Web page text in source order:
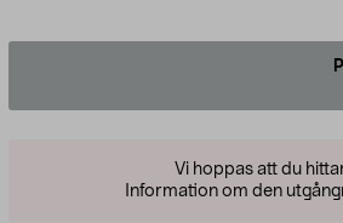
Vi hoppas att du
Information om den